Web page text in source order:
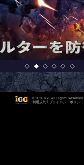
© 2026 IGG All Rights Reserved.
利用規約| プライバシーポリシー